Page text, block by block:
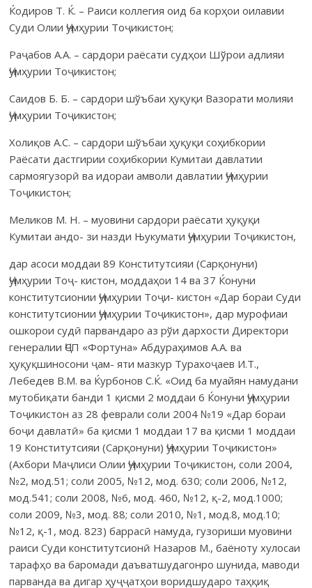
Ќодиров Т. Ќ. – Раиси коллегия оид ба корҳои оилавии
Суди Олии Ҷумҳурии Тоҷикистон;
Раҷабов А.А. – сардори раёсати судҳои Шўрои адлияи
Ҷумҳурии Тоҷикистон;
Саидов Б. Б. – сардори шўъбаи ҳуқуқи Вазорати молияи
Ҷумҳурии Тоҷикистон;
Холиқов А.С. – сардори шўъбаи ҳуқуқи соҳибкории
Раёсати дастгирии соҳибкории Кумитаи давлатии
сармоягузорӣ ва идораи амволи давлатии Ҷумҳурии
Тоҷикистон;
Меликов М. Н. – муовини сардори раёсати ҳуқуқи
Кумитаи андо- зи назди Њукумати Ҷумҳурии Тоҷикистон,
дар асоси моддаи 89 Конститутсияи (Сарқонуни)
Ҷумҳурии Тоҷ- кистон, моддаҳои 14 ва 37 Ќонуни
конститутсионии Ҷумҳурии Тоҷи- кистон «Дар бораи Суди
конститутсионии Ҷумҳурии Тоҷикистон», дар мурофиаи
ошкорои судӣ парвандаро аз рўи дархости Директори
генералии ҶСП «Фортуна» Абдураҳимов А.А. ва
ҳуқуқшиносони ҷам- яти мазкур Турахоҷаев И.Т.,
Лебедев В.М. ва Ќурбонов С.Ќ. «Оид ба муайян намудани
мутобиқати банди 1 қисми 2 моддаи 6 Ќонуни Ҷумҳурии
Тоҷикистон аз 28 феврали соли 2004 №19 «Дар бораи
боҷи давлатӣ» ба қисми 1 моддаи 17 ва қисми 1 моддаи
19 Конститутсияи (Сарқонуни) Ҷумҳурии Тоҷикистон»
(Ахбори Маҷлиси Олии Ҷумҳурии Тоҷикистон, соли 2004,
№2, мод.51; соли 2005, №12, мод. 630; соли 2006, №12,
мод.541; соли 2008, №6, мод. 460, №12, қ-2, мод.1000;
соли 2009, №3, мод. 88; соли 2010, №1, мод.8, мод.10;
№12, қ-1, мод. 823) баррасӣ намуда, гузориши муовини
раиси Суди конститутсионӣ Назаров М., баёноту хулосаи
тарафҳо ва баромади даъватшудагонро шунида, маводи
парванда ва дигар ҳуҷҷатҳои воридшударо таҳқиқ